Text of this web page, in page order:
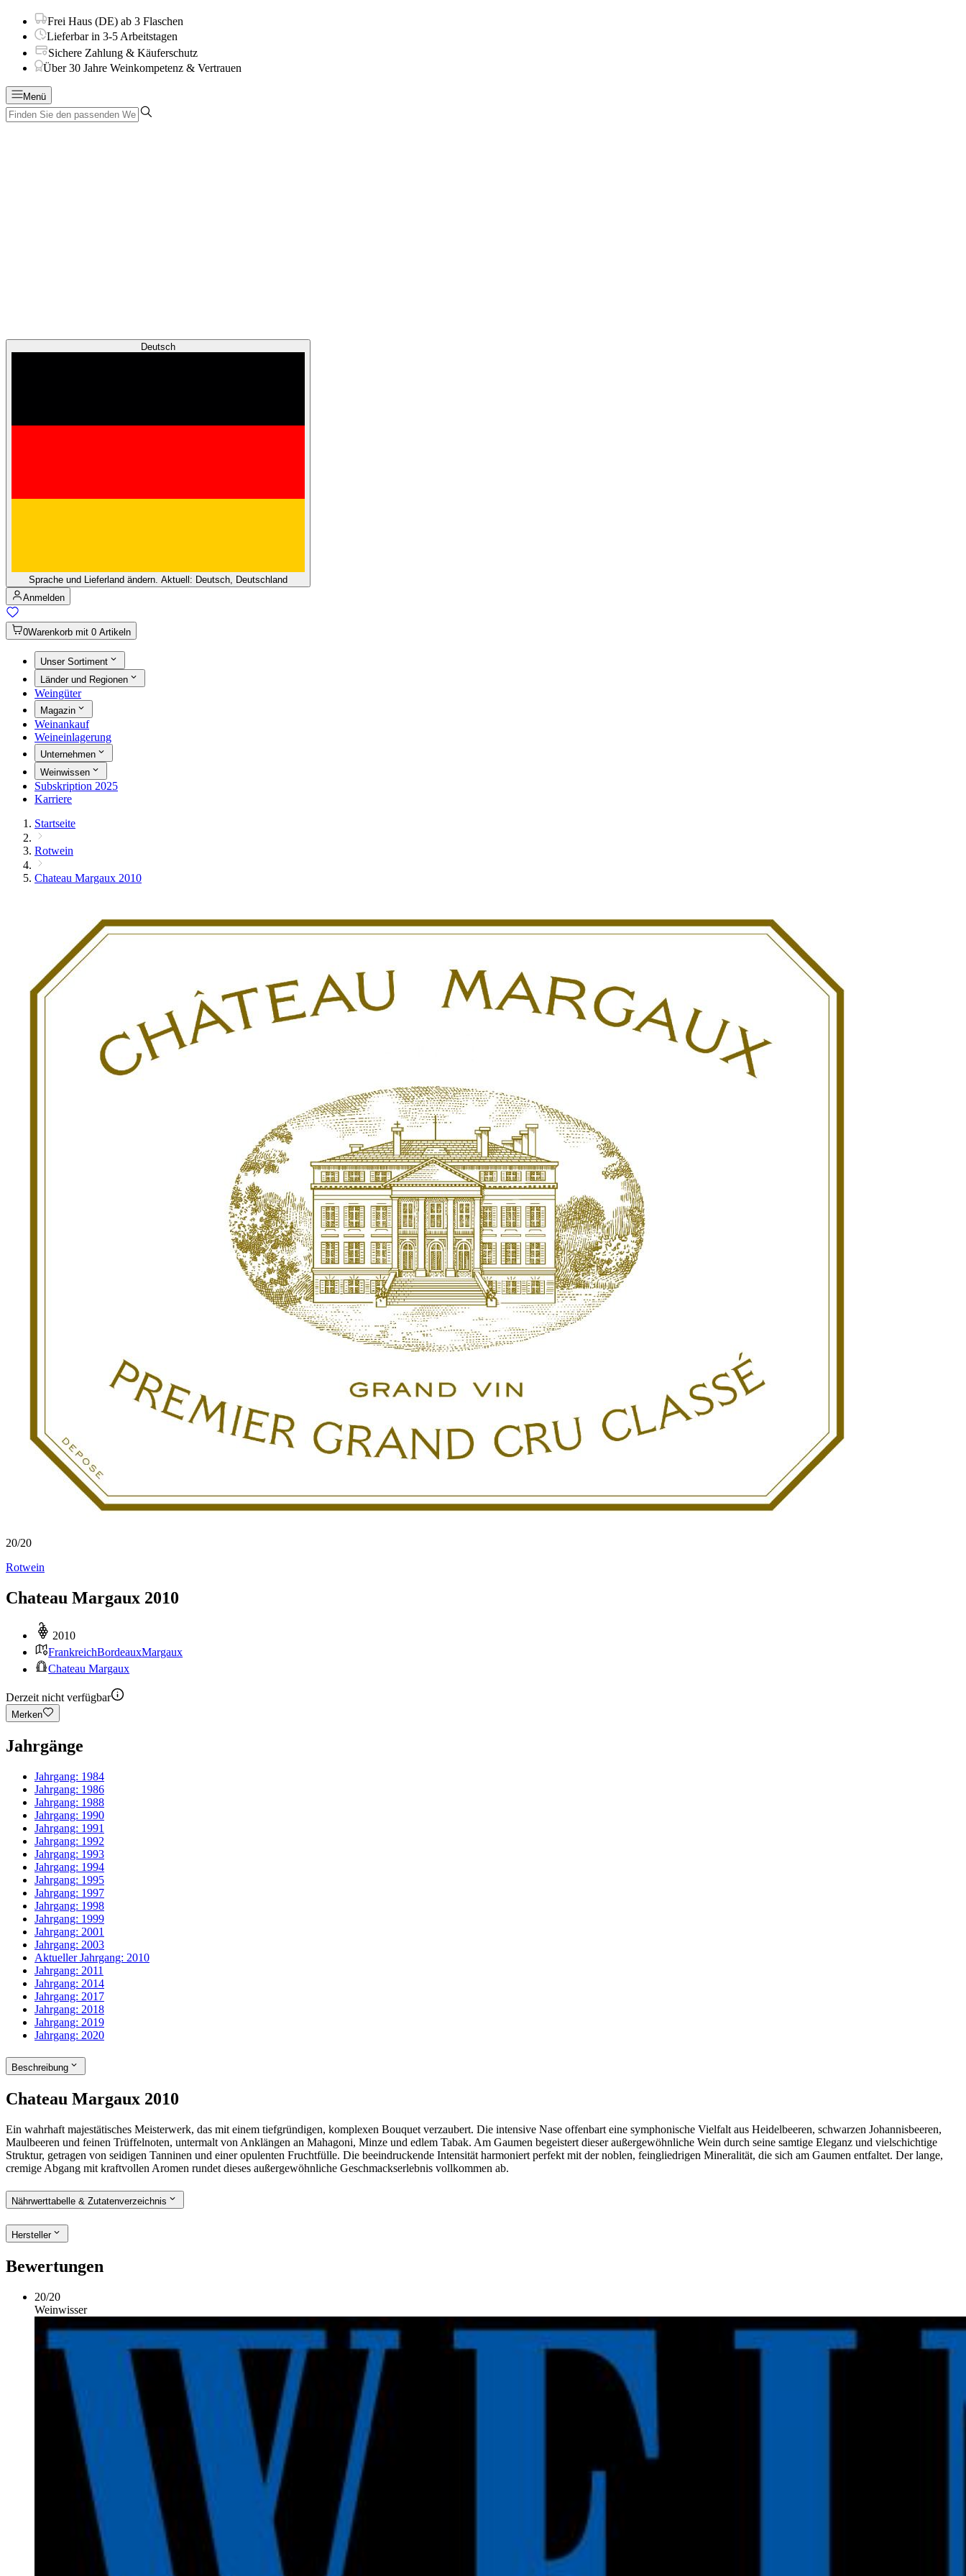
Frei Haus (DE) ab 3 Flaschen
Lieferbar in 3-5 Arbeitstagen
Sichere Zahlung & Käuferschutz
Über 30 Jahre Weinkompetenz & Vertrauen
Menü
Deutsch
Sprache und Lieferland ändern. Aktuell: Deutsch, Deutschland
Anmelden
0Warenkorb mit 0 Artikeln
Unser Sortiment
Länder und Regionen
Weingüter
Magazin
Weinankauf
Weineinlagerung
Unternehmen
Weinwissen
Subskription 2025
Karriere
Startseite
Rotwein
Chateau Margaux 2010
20/20
Rotwein
Chateau Margaux 2010
2010
FrankreichBordeauxMargaux
Chateau Margaux
Derzeit nicht verfügbar
Merken
Jahrgänge
Jahrgang: 1984
Jahrgang: 1986
Jahrgang: 1988
Jahrgang: 1990
Jahrgang: 1991
Jahrgang: 1992
Jahrgang: 1993
Jahrgang: 1994
Jahrgang: 1995
Jahrgang: 1997
Jahrgang: 1998
Jahrgang: 1999
Jahrgang: 2001
Jahrgang: 2003
Aktueller Jahrgang: 2010
Jahrgang: 2011
Jahrgang: 2014
Jahrgang: 2017
Jahrgang: 2018
Jahrgang: 2019
Jahrgang: 2020
Beschreibung
Chateau Margaux 2010
Ein wahrhaft majestätisches Meisterwerk, das mit einem tiefgründigen, komplexen Bouquet verzaubert. Die intensive Nase offenbart eine symphonische Vielfalt aus Heidelbeeren, schwarzen Johannisbeeren,
Maulbeeren und feinen Trüffelnoten, untermalt von Anklängen an Mahagoni, Minze und edlem Tabak. Am Gaumen begeistert dieser außergewöhnliche Wein durch seine samtige Eleganz und vielschichtige
Struktur, getragen von seidigen Tanninen und einer opulenten Fruchtfülle. Die beeindruckende Intensität harmoniert perfekt mit der noblen, feingliedrigen Mineralität, die sich am Gaumen entfaltet. Der lange,
cremige Abgang mit kraftvollen Aromen rundet dieses außergewöhnliche Geschmackserlebnis vollkommen ab.
Nährwerttabelle & Zutatenverzeichnis
Hersteller
Bewertungen
20/20
Weinwisser